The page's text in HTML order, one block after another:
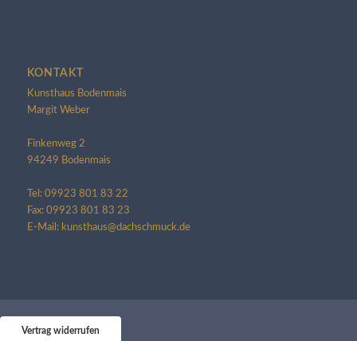
KONTAKT
Kunsthaus Bodenmais
Margit Weber
Finkenweg 2
94249 Bodenmais
Tel: 09923 801 83 22
Fax: 09923 801 83 23
E-Mail: kunsthaus@dachschmuck.de
Vertrag widerrufen